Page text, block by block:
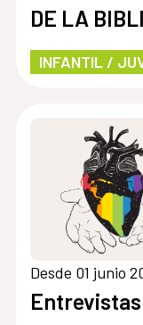
DE LA
INFANTIL /
Desde 01 junio
Entrevistas